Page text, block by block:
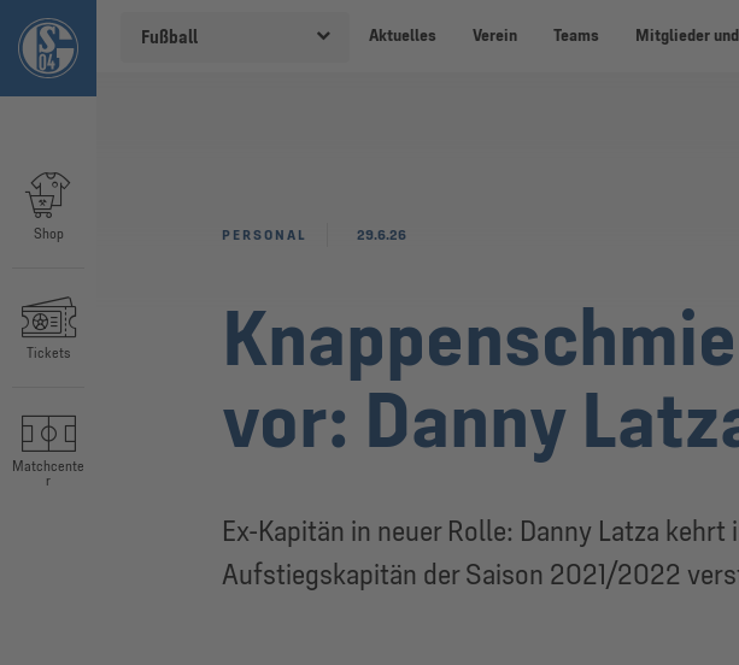
Fußball Aktuelles Verein Teams Mitglieder
Shop
Tickets
Matchcente
r
vor: Danny
Ex-Kapitän in neuer Rolle: Danny Latza
Aufstiegskapitän der Saison 2021/2022
PERSONAL 29.6.26